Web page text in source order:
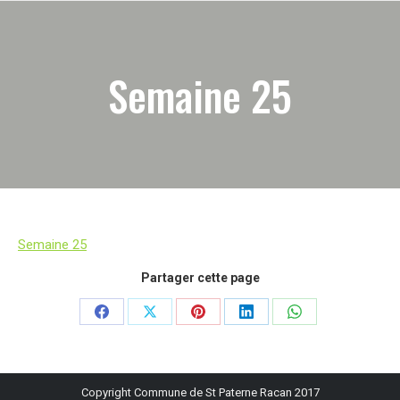
Semaine 25
Semaine 25
Partager cette page
Partager
Facebook
Partager
X
Partager
Pinterest
Partager
LinkedIn
Partager
WhatsApp
Copyright Commune de St Paterne Racan 2017